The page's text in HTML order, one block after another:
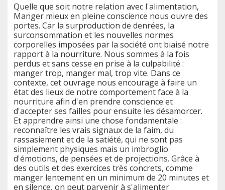
Quelle que soit notre relation avec l'alimentation,
Manger mieux en pleine conscience nous ouvre des
portes. Car la surproduction de denrées, la
surconsommation et les nouvelles normes
corporelles imposées par la société ont biaisé notre
rapport à la nourriture. Nous sommes à la fois
perdus et sans cesse en prise à la culpabilité :
manger trop, manger mal, trop vite. Dans ce
contexte, cet ouvrage nous encourage à faire un
état des lieux de notre comportement face à la
nourriture afin d'en prendre conscience et
d'accepter ses failles pour ensuite les désamorcer.
Et apprendre ainsi une chose fondamentale :
reconnaître les vrais signaux de la faim, du
rassasiement et de la satiété, qui ne sont pas
simplement physiques mais un imbroglio
d'émotions, de pensées et de projections. Grâce à
des outils et des exercices très concrets, comme
manger lentement en un minimum de 20 minutes et
en silence, on peut parvenir à s'alimenter